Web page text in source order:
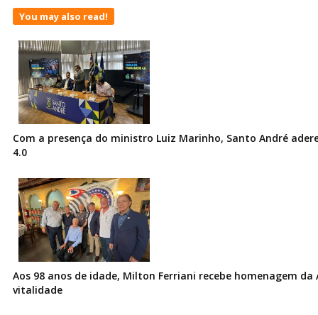
You may also read!
Com a presença do ministro Luiz Marinho, Santo André
4.0
Aos 98 anos de idade, Milton Ferriani recebe homenagem da
vitalidade